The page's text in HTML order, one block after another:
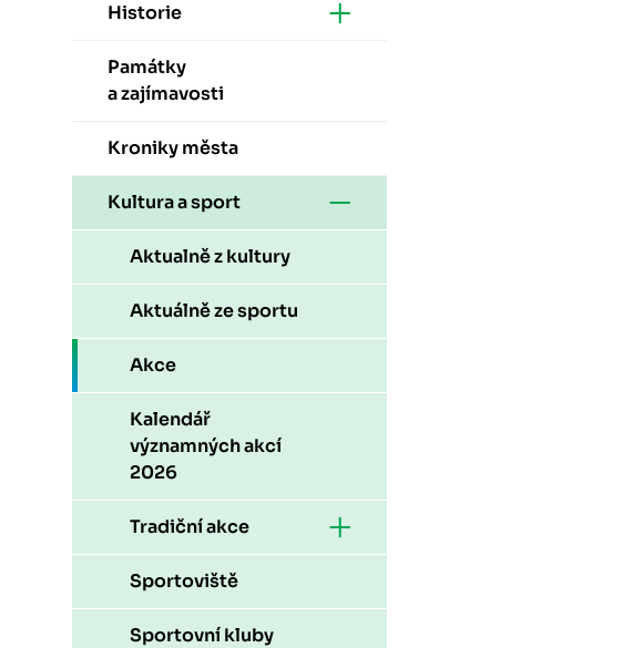
Historie
Památky
a zajímavosti
Kroniky města
Kultura a sport
Aktualně z kultury
Aktuálně ze sportu
Akce
Kalendář
významných akcí
2026
Tradiční akce
Sportoviště
Sportovní kluby